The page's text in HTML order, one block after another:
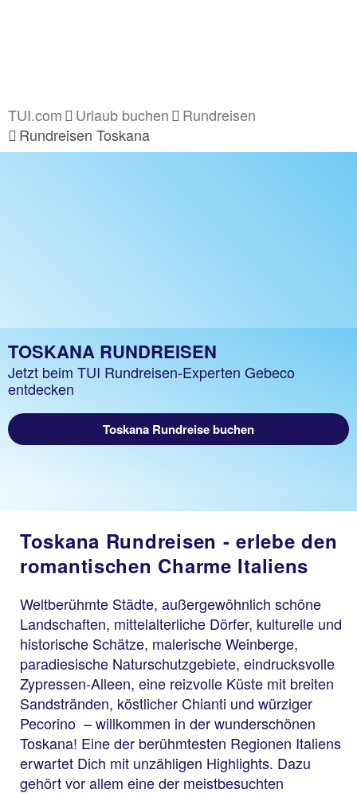
TUI.com Urlaub buchen
Rundreisen
Rundreisen Toskana
TOSKANA RUNDREISEN
Jetzt beim TUI Rundreisen-Experten Gebeco
entdecken
Toskana Rundreise buchen
Toskana Rundreisen - erlebe den
romantischen Charme Italiens
Weltberühmte Städte, außergewöhnlich schöne
Landschaften, mittelalterliche Dörfer, kulturelle und
historische Schätze, malerische Weinberge,
paradiesische Naturschutzgebiete, eindrucksvolle
Zypressen-Alleen, eine reizvolle Küste mit breiten
Sandstränden, köstlicher Chianti und würziger
Pecorino – willkommen in der wunderschönen
Toskana! Eine der berühmtesten Regionen Italiens
erwartet Dich mit unzähligen Highlights. Dazu
gehört vor allem eine der meistbesuchten